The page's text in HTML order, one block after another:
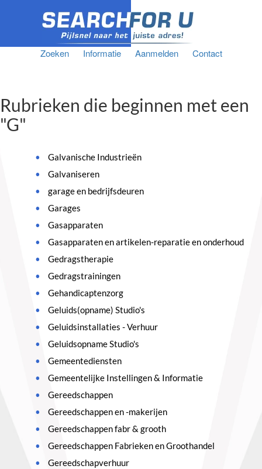
Zoeken Informatie Aanmelden Contact
Rubrieken die beginnen met een
"G"
Galvanische Industrieën
Galvaniseren
garage en bedrijfsdeuren
Garages
Gasapparaten
Gasapparaten en artikelen-reparatie en onderhoud
Gedragstherapie
Gedragstrainingen
Gehandicaptenzorg
Geluids(opname) Studio's
Geluidsinstallaties - Verhuur
Geluidsopname Studio's
Gemeentediensten
Gemeentelijke Instellingen & Informatie
Gereedschappen
Gereedschappen en -makerijen
Gereedschappen fabr & grooth
Gereedschappen Fabrieken en Groothandel
Gereedschapverhuur